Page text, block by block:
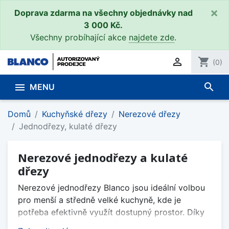
Doprava zdarma na všechny objednávky nad
3 000 Kč.
Všechny probíhající akce najdete zde.
×
 shopping_cart (0)
 MENU search
Domů Kuchyňské dřezy
Nerezové dřezy
Jednodřezy, kulaté dřezy
Nerezové jednodřezy a kulaté
dřezy
Nerezové jednodřezy Blanco jsou ideální volbou
pro menší a středně velké kuchyně, kde je
potřeba efektivně využít dostupný prostor. Díky